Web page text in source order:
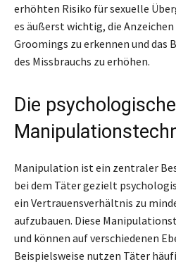
erhöhten Risiko für sexuelle
es äußerst wichtig, die
Groomings zu erkennen und das
des Missbrauchs zu erhöhen.
Die
Manipulation ist ein zentraler
bei dem Täter gezielt
ein Vertrauensverhältnis zu
aufzubauen. Diese
und können auf verschiedenen
Beispielsweise nutzen Täter